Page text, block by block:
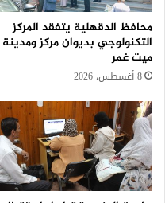
محافظ الدقهلية يتفقد المركز
التكنولوجي بديوان مركز ومدينة
ميت غمر
8 أغسطس، 2026